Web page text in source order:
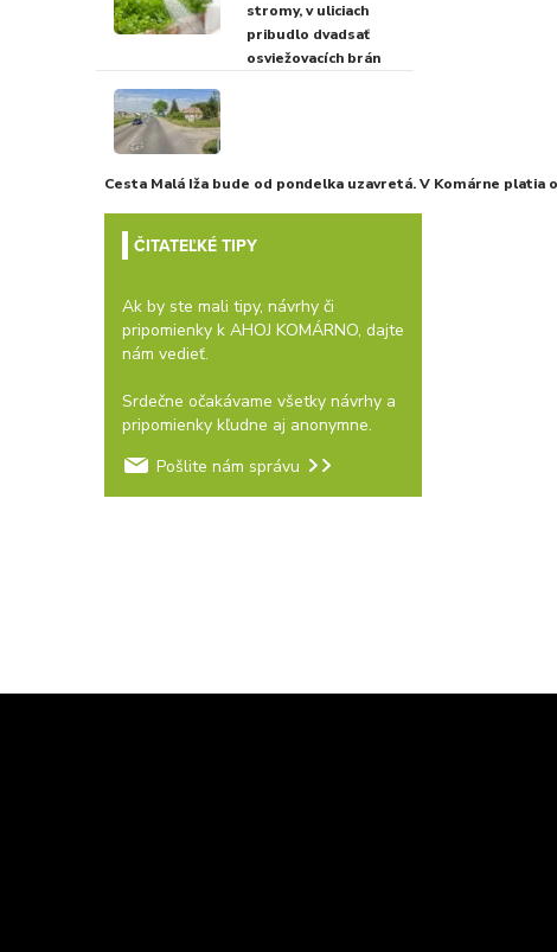
stromy, v uliciach
pribudlo dvadsať
osviežovacích brán
Cesta Malá Iža bude od pondelka uzavretá. V Komárne platia
ČITATEĽKÉ TIPY
Ak by ste mali tipy, návrhy či
pripomienky k AHOJ KOMÁRNO, dajte
nám vedieť.
Srdečne očakávame všetky návrhy a
pripomienky kľudne aj anonymne.
Pošlite nám správu